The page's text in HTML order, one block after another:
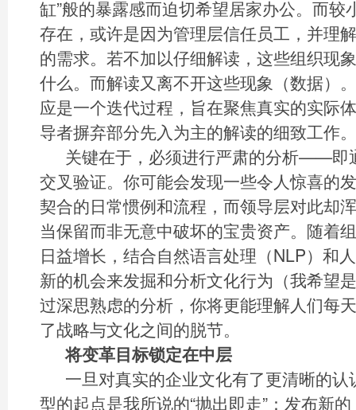
缸”般的暴露感而迫切希望居家办公。而较
存在，或许是因为管理层信任员工，并理
的需求。若不加以仔细解读，这些组织现
什么。而解读又离不开这些现象（数据）
应是一个迭代过程，旨在聚焦真实的实际
导者摒弃部分先入为主的解读的细致工作。
关键在于，必须进行严肃的分析——即
交叉验证。你可能会发现一些令人惊喜的
契合的日常惯例和流程，而领导层对此却
当保留而非无意中破坏的宝贵资产。随着
日益增长，结合自然语言处理（NLP）和
新的机会来发掘和分析文化行为（我希望
过深思熟虑的分析，你将更能理解人们每
了战略与文化之间的脱节。
将变革目标锁定在中层
一旦对真实的企业文化有了更清晰的
型的起点是我所说的“抛出即走”：发布新